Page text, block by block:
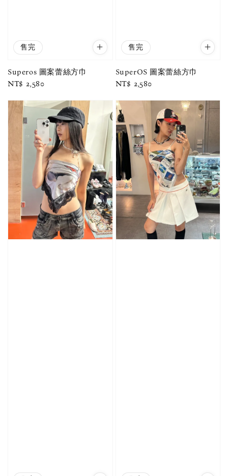
售完
Superos 圖案蕾絲方巾
Regular
NT$ 2,580
售完
SuperOS 圖案蕾絲方巾
Regular
NT$ 2,580